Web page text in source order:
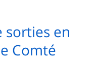
sorties en
Comté